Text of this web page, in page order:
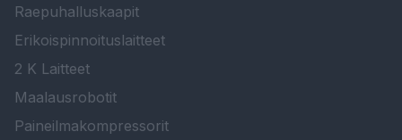
Raepuhalluskaapit
Erikoispinnoituslaitteet
2 K Laitteet
Maalausrobotit
Paineilmakompressorit